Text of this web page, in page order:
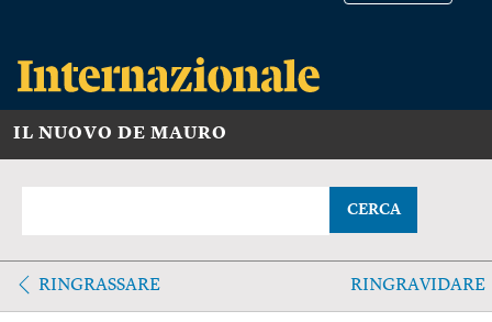
IL NUOVO DE MAURO
CERCA
RINGRASSARE RINGRAVIDARE